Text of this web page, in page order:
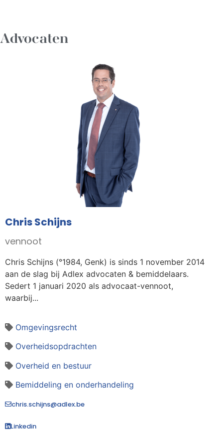
Advocaten
Chris Schijns
vennoot
Chris Schijns (°1984, Genk) is sinds 1 november 2014
aan de slag bij Adlex advocaten & bemiddelaars.
Sedert 1 januari 2020 als advocaat-vennoot,
waarbij...
Omgevingsrecht
Overheidsopdrachten
Overheid en bestuur
Bemiddeling en onderhandeling
chris.schijns@adlex.be
Linkedin